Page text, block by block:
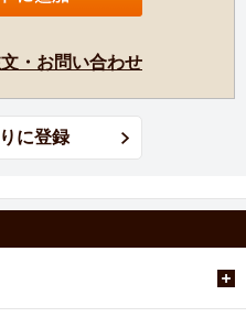
・お問い合わせ